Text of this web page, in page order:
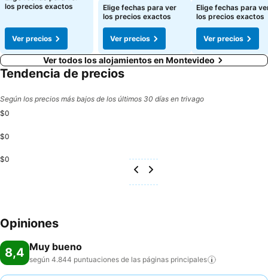
los precios exactos
Ver precios
Elige fechas para ver
los precios exactos
Ver precios
Elige fechas para
los precios exactos
Ver precios
Ver todos los alojamientos en Montevideo
Tendencia de precios
Según los precios más bajos de los últimos 30 días en trivago
$0
$0
$0
Opiniones
8,4 Muy bueno
según 4.844 puntuaciones de las páginas principales